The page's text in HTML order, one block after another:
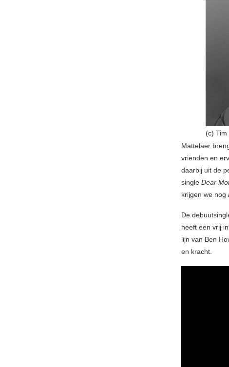
(c)
Mattelaer
vrienden en
daarbij uit de
single Dear
krijgen we nog
De
heeft een vrij
lijn van Ben
en kracht.